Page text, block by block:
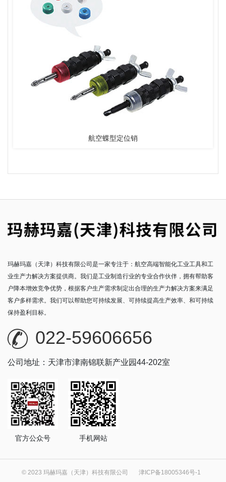
航空蝶型定位销
玛赫玛嘉（天津）科技有限公司是一家专注于：航空高端智能化工业工具和工
业生产力解决方案提供商。我们是工业制造行业的专业合作伙伴，拥有帮助客
户降本增效竞争优势，根据客户生产需求制定出合理的生产力解决方案来满足
客户多样需求。我们可以帮助您可持续发展、可持续提高生产效率、和可持续
保持盈利目标。
022-59606656
公司地址：天津市津南锦联新产业园44-202室
官方公众号 手机网站
© 2023 玛赫玛嘉（天津）科技有限公司 津ICP备18005346号-1